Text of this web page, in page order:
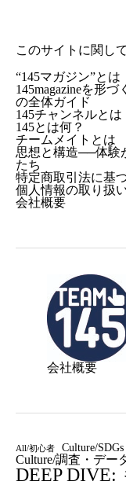
このサイトに関して
“145マガジン”とは
145magazineを形
の全体ガイド
145チャンネルとは
145とは何？
チームメイトとは
思想と構造──体験
たち
特定商取引法に基
個人情報の取り扱
会社概要
会社概要
All/初心者 Culture/SDGs
Culture/調査・デー
DEEP